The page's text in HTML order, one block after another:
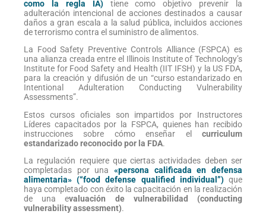
como la regla IA)tiene como objetivo prevenir la
adulteración intencional de acciones destinados a causar
daños a gran escala a la salud pública, incluidos acciones
de terrorismo contra el suministro de alimentos.
La Food Safety Preventive Controls Alliance (FSPCA) es
una alianza creada entre el Illinois Institute of Technology’s
Institute for Food Safety and Health (IIT IFSH) y la US FDA,
para la creación y difusión de un “curso estandarizado en
Intentional Adulteration Conducting Vulnerability
Assessments”.
Estos cursos oficiales son impartidos por Instructores
Líderes capacitados por la FSPCA, quienes han recibido
instrucciones sobre cómo enseñar el curriculum
estandarizado reconocido por la FDA.
La regulación requiere que ciertas actividades deben ser
completadas por una «persona calificada en defensa
alimentaria» (“food defense qualified individual”)que
haya completado con éxito la capacitación en la realización
de una evaluación de vulnerabilidad (conducting
vulnerability assessment).